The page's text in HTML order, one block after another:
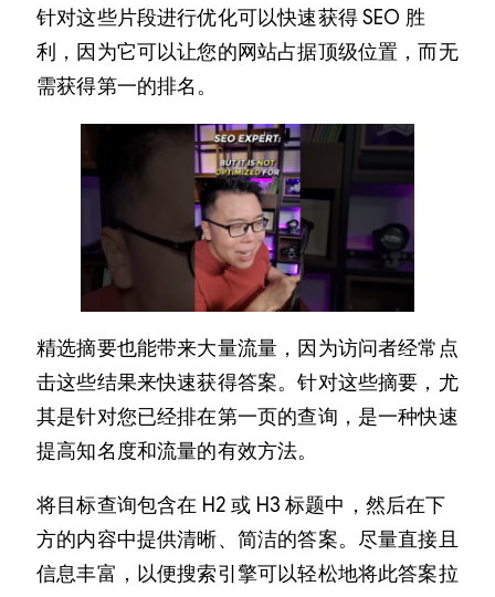
针对这些片段进行优化可以快速获得 SEO 胜
利，因为它可以让您的网站占据顶级位置，而无
需获得第一的排名。
精选摘要也能带来大量流量，因为访问者经常点
击这些结果来快速获得答案。针对这些摘要，尤
其是针对您已经排在第一页的查询，是一种快速
提高知名度和流量的有效方法。
将目标查询包含在 H2 或 H3 标题中，然后在下
方的内容中提供清晰、简洁的答案。尽量直接且
信息丰富，以便搜索引擎可以轻松地将此答案拉